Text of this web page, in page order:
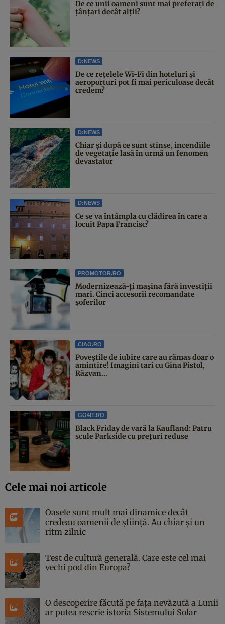
De ce unii oameni sunt mai preferați de
țânțari decât alții?
D:NEWS
De ce rețelele Wi-Fi din hoteluri și
aeroporturi pot fi mai periculoase decât
credem?
D:NEWS
Chiar și după ce sunt stinse, incendiile
de vegetație lasă în urmă un fenomen
devastator
D:NEWS
Ce se va întâmpla cu clădirea în care a
locuit Papa Francisc?
PROMOTOR.RO
Modernizează-ți mașina fără investiții
mari. Cinci accesorii recomandate
șoferilor
CIAO.RO
Poveştile de iubire care au rămas doar o
amintire! Imagini tari cu Gina Pistol,
Răzvan...
GO4IT.RO
Black Friday de vară la Kaufland: Patru
scule Parkside cu prețuri reduse
Cele mai noi articole
Oasele sunt mult mai dinamice decât
credeau oamenii de știință. Au chiar și un
ritm zilnic
Test de cultură generală. Care este cel mai
vechi pod din Europa?
O descoperire făcută pe fața nevăzută a Lunii
ar putea rescrie istoria Sistemului Solar